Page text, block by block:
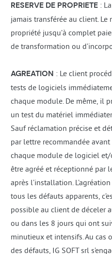
RESERVE DE PROPRIETE :
jamais transférée au client.
propriété jusqu’à complet
de transformation ou
AGREATION : Le client
tests de logiciels
chaque module. De même, il
un test du matériel
Sauf réclamation précise et
par lettre recommandée
chaque module de logiciel
être agréé et réceptionné par
après l’installation.
tous les défauts apparents,
possible au client de déceler
ou dans les 8 jours qui ont
minutieux et intensifs. Au cas
des défauts, IG SOFT srl